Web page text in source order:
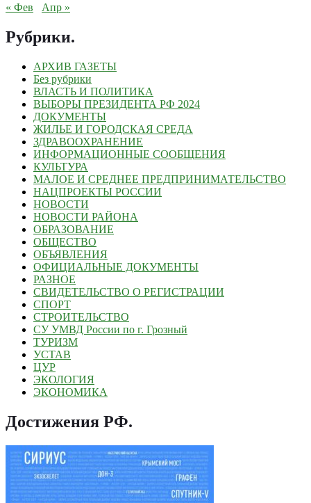
« Фев
Апр »
Рубрики.
АРХИВ ГАЗЕТЫ
Без рубрики
ВЛАСТЬ И ПОЛИТИКА
ВЫБОРЫ ПРЕЗИДЕНТА РФ 2024
ДОКУМЕНТЫ
ЖИЛЬЕ И ГОРОДСКАЯ СРЕДА
ЗДРАВООХРАНЕНИЕ
ИНФОРМАЦИОННЫЕ СООБЩЕНИЯ
КУЛЬТУРА
МАЛОЕ И СРЕДНЕЕ ПРЕДПРИНИМАТЕЛЬСТВО
НАЦПРОЕКТЫ РОССИИ
НОВОСТИ
НОВОСТИ РАЙОНА
ОБРАЗОВАНИЕ
ОБЩЕСТВО
ОБЪЯВЛЕНИЯ
ОФИЦИАЛЬНЫЕ ДОКУМЕНТЫ
РАЗНОЕ
СВИДЕТЕЛЬСТВО О РЕГИСТРАЦИИ
СПОРТ
СТРОИТЕЛЬСТВО
СУ УМВД России по г. Грозный
ТУРИЗМ
УСТАВ
ЦУР
ЭКОЛОГИЯ
ЭКОНОМИКА
Достижения РФ.